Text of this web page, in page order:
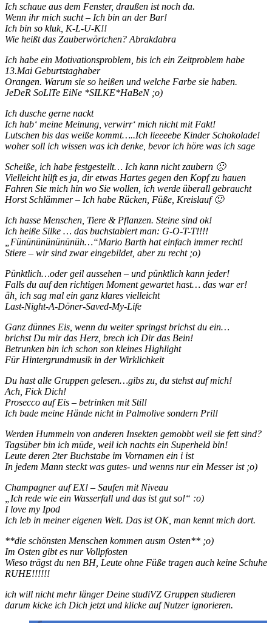
Ich schaue aus dem Fenster, draußen ist noch da.
Wenn ihr mich sucht – Ich bin an der Bar!
Ich bin so kluk, K-L-U-K!!
Wie heißt das Zauberwörtchen? Abrakdabra
Ich habe ein Motivationsproblem, bis ich ein Zeitproblem habe
13.Mai Geburtstaghaber
Orangen. Warum sie so heißen und welche Farbe sie haben.
JeDeR SoLlTe EiNe *SILKE*HaBeN ;o)
Ich dusche gerne nackt
Ich hab‘ meine Meinung, verwirr‘ mich nicht mit Fakt!
Lutschen bis das weiße kommt…..Ich lieeeebe Kinder Schokolade!
woher soll ich wissen was ich denke, bevor ich höre was ich sage
Scheiße, ich habe festgestellt… Ich kann nicht zaubern 🙁
Vielleicht hilft es ja, dir etwas Hartes gegen den Kopf zu hauen
Fahren Sie mich hin wo Sie wollen, ich werde überall gebraucht
Horst Schlämmer – Ich habe Rücken, Füße, Kreislauf 🙂
Ich hasse Menschen, Tiere & Pflanzen. Steine sind ok!
Ich heiße Silke … das buchstabiert man: G-O-T-T!!!!
„Fününününününüh…“Mario Barth hat einfach immer recht!
Stiere – wir sind zwar eingebildet, aber zu recht ;o)
Pünktlich…oder geil aussehen – und pünktlich kann jeder!
Falls du auf den richtigen Moment gewartet hast… das war er!
äh, ich sag mal ein ganz klares vielleicht
Last-Night-A-Döner-Saved-My-Life
Ganz dünnes Eis, wenn du weiter springst brichst du ein…
brichst Du mir das Herz, brech ich Dir das Bein!
Betrunken bin ich schon son kleines Highlight
Für Hintergrundmusik in der Wirklichkeit
Du hast alle Gruppen gelesen…gibs zu, du stehst auf mich!
Ach, Fick Dich!
Prosecco auf Eis – betrinken mit Stil!
Ich bade meine Hände nicht in Palmolive sondern Pril!
Werden Hummeln von anderen Insekten gemobbt weil sie fett sind?
Tagsüber bin ich müde, weil ich nachts ein Superheld bin!
Leute deren 2ter Buchstabe im Vornamen ein i ist
In jedem Mann steckt was gutes- und wenns nur ein Messer ist ;o)
Champagner auf EX! – Saufen mit Niveau
„Ich rede wie ein Wasserfall und das ist gut so!“ :o)
I love my Ipod
Ich leb in meiner eigenen Welt. Das ist OK, man kennt mich dort.
**die schönsten Menschen kommen ausm Osten** ;o)
Im Osten gibt es nur Vollpfosten
Wieso trägst du nen BH, Leute ohne Füße tragen auch keine Schuhe
RUHE!!!!!!
ich will nicht mehr länger Deine studiVZ Gruppen studieren
darum kicke ich Dich jetzt und klicke auf Nutzer ignorieren.